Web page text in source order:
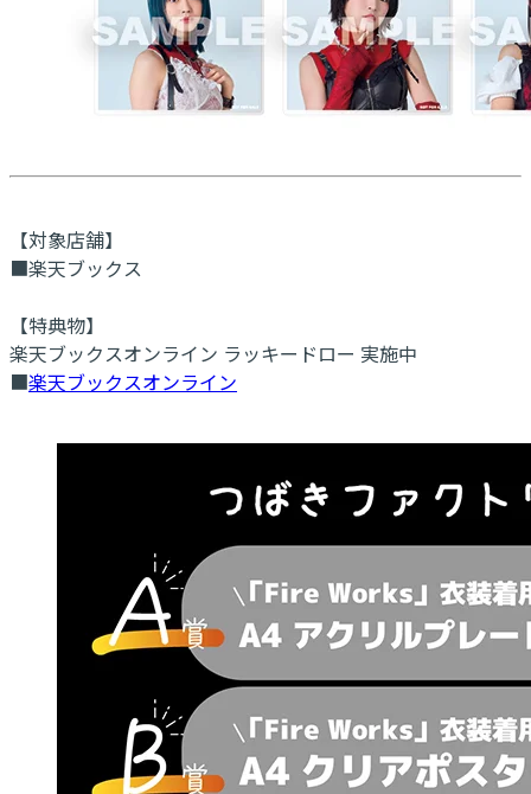
【対象店舗】
■楽天ブックス
【特典物】
楽天ブックスオンライン ラッキードロー 実施中
■楽天ブックスオンライン